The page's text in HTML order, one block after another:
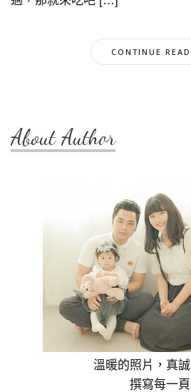
CONTINUE
About Author
溫暖的照片，真
撰寫每一頁